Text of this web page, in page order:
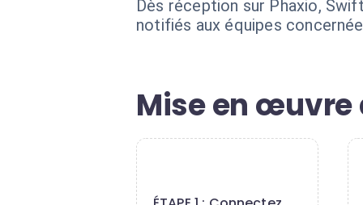
Dès réception sur Phaxio,
notifiés aux équipes
Mise en œuvre